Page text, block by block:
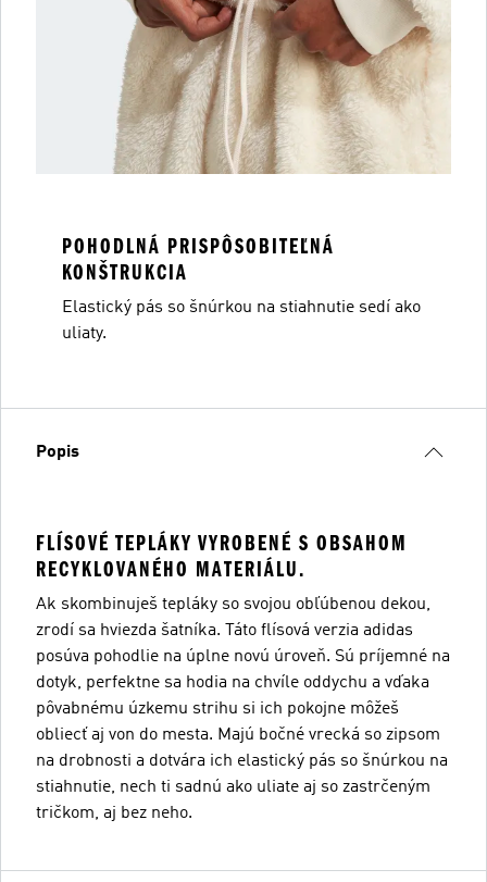
POHODLNÁ PRISPÔSOBITEĽNÁ
KONŠTRUKCIA
Elastický pás so šnúrkou na stiahnutie sedí ako
uliaty.
Popis
FLÍSOVÉ TEPLÁKY VYROBENÉ S OBSAHOM
RECYKLOVANÉHO MATERIÁLU.
Ak skombinuješ tepláky so svojou obľúbenou dekou,
zrodí sa hviezda šatníka. Táto flísová verzia adidas
posúva pohodlie na úplne novú úroveň. Sú príjemné na
dotyk, perfektne sa hodia na chvíle oddychu a vďaka
pôvabnému úzkemu strihu si ich pokojne môžeš
obliecť aj von do mesta. Majú bočné vrecká so zipsom
na drobnosti a dotvára ich elastický pás so šnúrkou na
stiahnutie, nech ti sadnú ako uliate aj so zastrčeným
tričkom, aj bez neho.